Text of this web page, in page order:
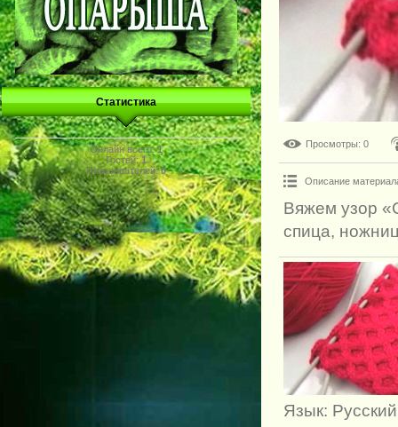
Статистика
Онлайн всего:1
Гостей:1
Пользователей:0
Просмотры: 0
Описание
Вяжем узор
спица,
Язык: Русский